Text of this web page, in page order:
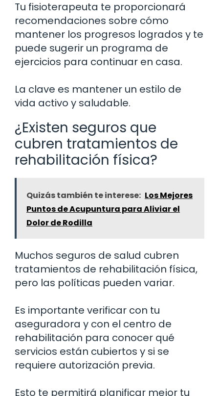
Tu fisioterapeuta te proporcionará
recomendaciones sobre cómo
mantener los progresos logrados y te
puede sugerir un programa de
ejercicios para continuar en casa.
La clave es mantener un estilo de
vida activo y saludable.
¿Existen seguros que
cubren tratamientos de
rehabilitación física?
Quizás también te interese: Los Mejores
Puntos de Acupuntura para Aliviar el
Dolor de Rodilla
Muchos seguros de salud cubren
tratamientos de rehabilitación física,
pero las políticas pueden variar.
Es importante verificar con tu
aseguradora y con el centro de
rehabilitación para conocer qué
servicios están cubiertos y si se
requiere autorización previa.
Esto te permitirá planificar mejor tu